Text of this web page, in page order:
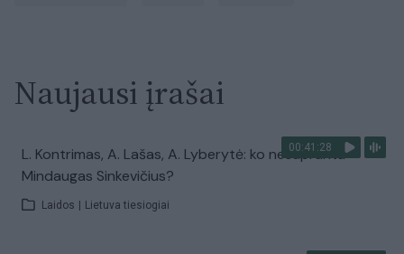
Naujausi įrašai
00:41:28
L. Kontrimas, A. Lašas, A. Lyberytė: ko nesupranta
Mindaugas Sinkevičius?
Laidos Lietuva tiesiogiai